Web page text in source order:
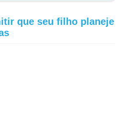
que seu filho planeje